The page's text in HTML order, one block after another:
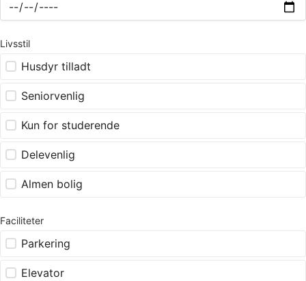
Livsstil
Husdyr tilladt
Seniorvenlig
Kun for studerende
Delevenlig
Almen bolig
Faciliteter
Parkering
Elevator